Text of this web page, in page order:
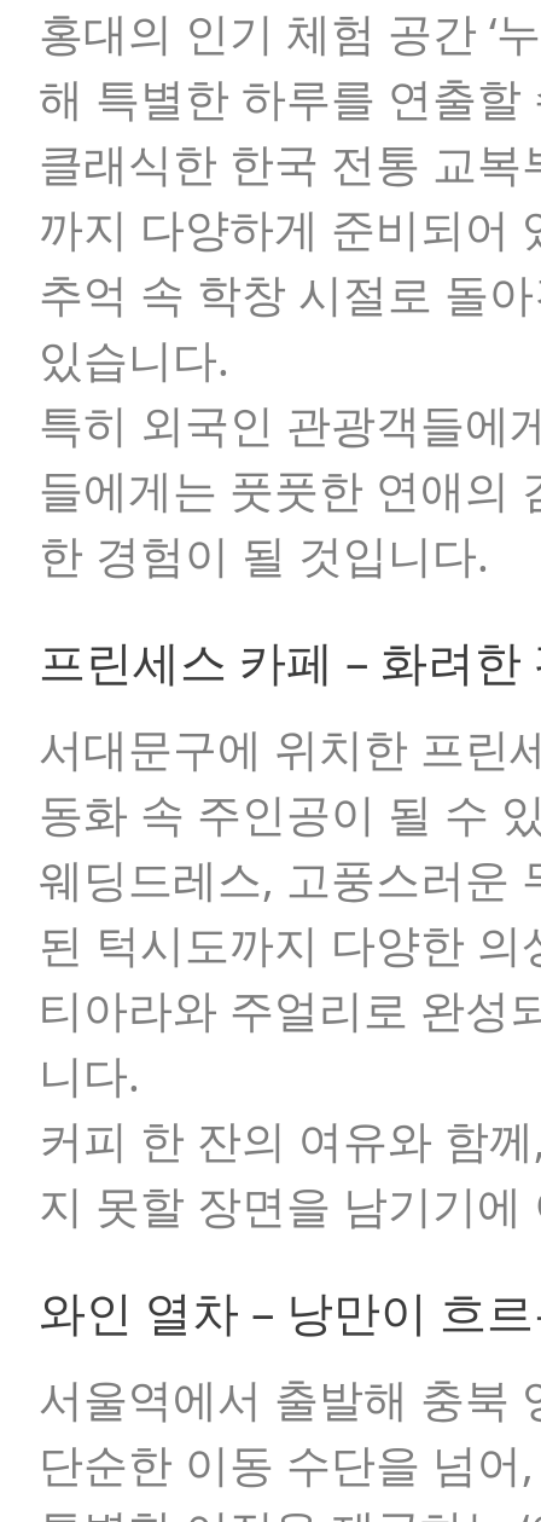
홍대의 인기 체험 공간 ‘
해 특별한 하루를 연출할
클래식한 한국 전통 교
까지 다양하게 준비되어
추억 속 학창 시절로 돌
있습니다.
특히 외국인 관광객들에
들에게는 풋풋한 연애의
한 경험이 될 것입니다.
프린세스 카페 – 화려
서대문구에 위치한 프린
동화 속 주인공이 될 수
웨딩드레스, 고풍스러운
된 턱시도까지 다양한
티아라와 주얼리로 완성
니다.
커피 한 잔의 여유와 함
지 못할 장면을 남기기
와인 열차 – 낭만이 흐
서울역에서 출발해 충북
단순한 이동 수단을 넘어,